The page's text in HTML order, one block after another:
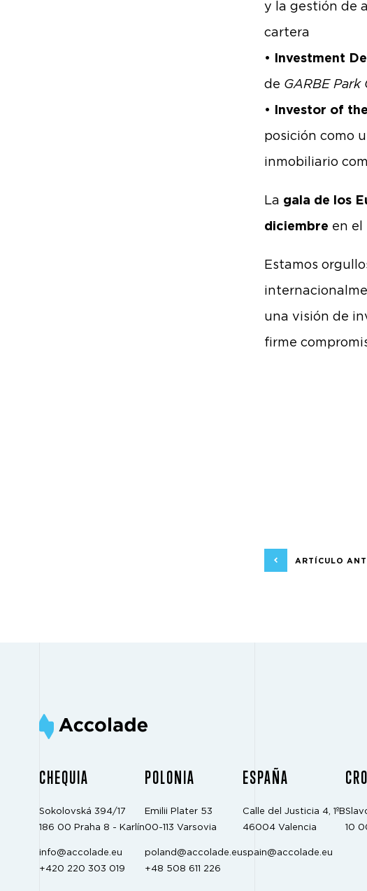
y la gestión de
cartera
• Investment
de GARBE Park
• Investor of
posición como
inmobiliario
La gala de los
diciembre en el
Estamos
una visión de
firme
ARTÍCULO
CHEQUIA
Sokolovská 394/17
186 00 Praha 8 - Karlín
info@accolade.eu
+420 220 303 019
POLONIA
Emilii Plater 53
00-113 Varsovia
poland@accolade.eu
+48 508 611 226
ESPAÑA
Calle del Justicia 4, 1ºB
46004 Valencia
spain@accolade.eu
10